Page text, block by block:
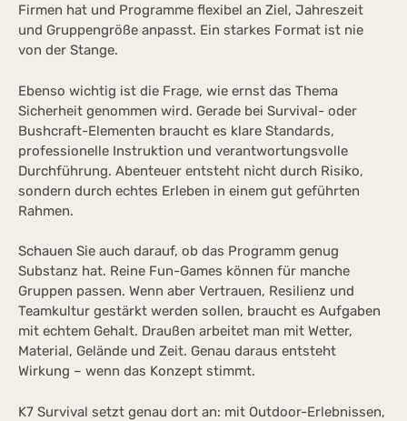
Firmen hat und Programme flexibel an Ziel, Jahreszeit
und Gruppengröße anpasst. Ein starkes Format ist nie
von der Stange.
Ebenso wichtig ist die Frage, wie ernst das Thema
Sicherheit genommen wird. Gerade bei Survival- oder
Bushcraft-Elementen braucht es klare Standards,
professionelle Instruktion und verantwortungsvolle
Durchführung. Abenteuer entsteht nicht durch Risiko,
sondern durch echtes Erleben in einem gut geführten
Rahmen.
Schauen Sie auch darauf, ob das Programm genug
Substanz hat. Reine Fun-Games können für manche
Gruppen passen. Wenn aber Vertrauen, Resilienz und
Teamkultur gestärkt werden sollen, braucht es Aufgaben
mit echtem Gehalt. Draußen arbeitet man mit Wetter,
Material, Gelände und Zeit. Genau daraus entsteht
Wirkung – wenn das Konzept stimmt.
K7 Survival setzt genau dort an: mit Outdoor-Erlebnissen,